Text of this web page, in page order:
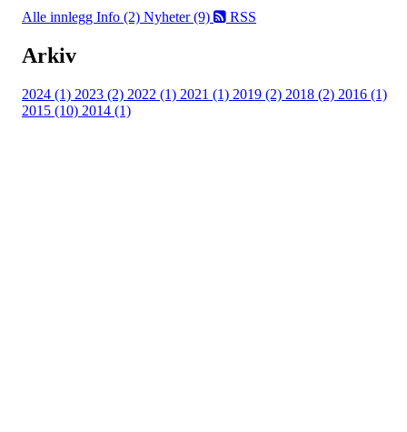
Alle innlegg Info (2) Nyheter (9) RSS
Arkiv
2024 (1) 2023 (2) 2022 (1) 2021 (1) 2019 (2) 2018 (2) 2016 (1)
2015 (10) 2014 (1)